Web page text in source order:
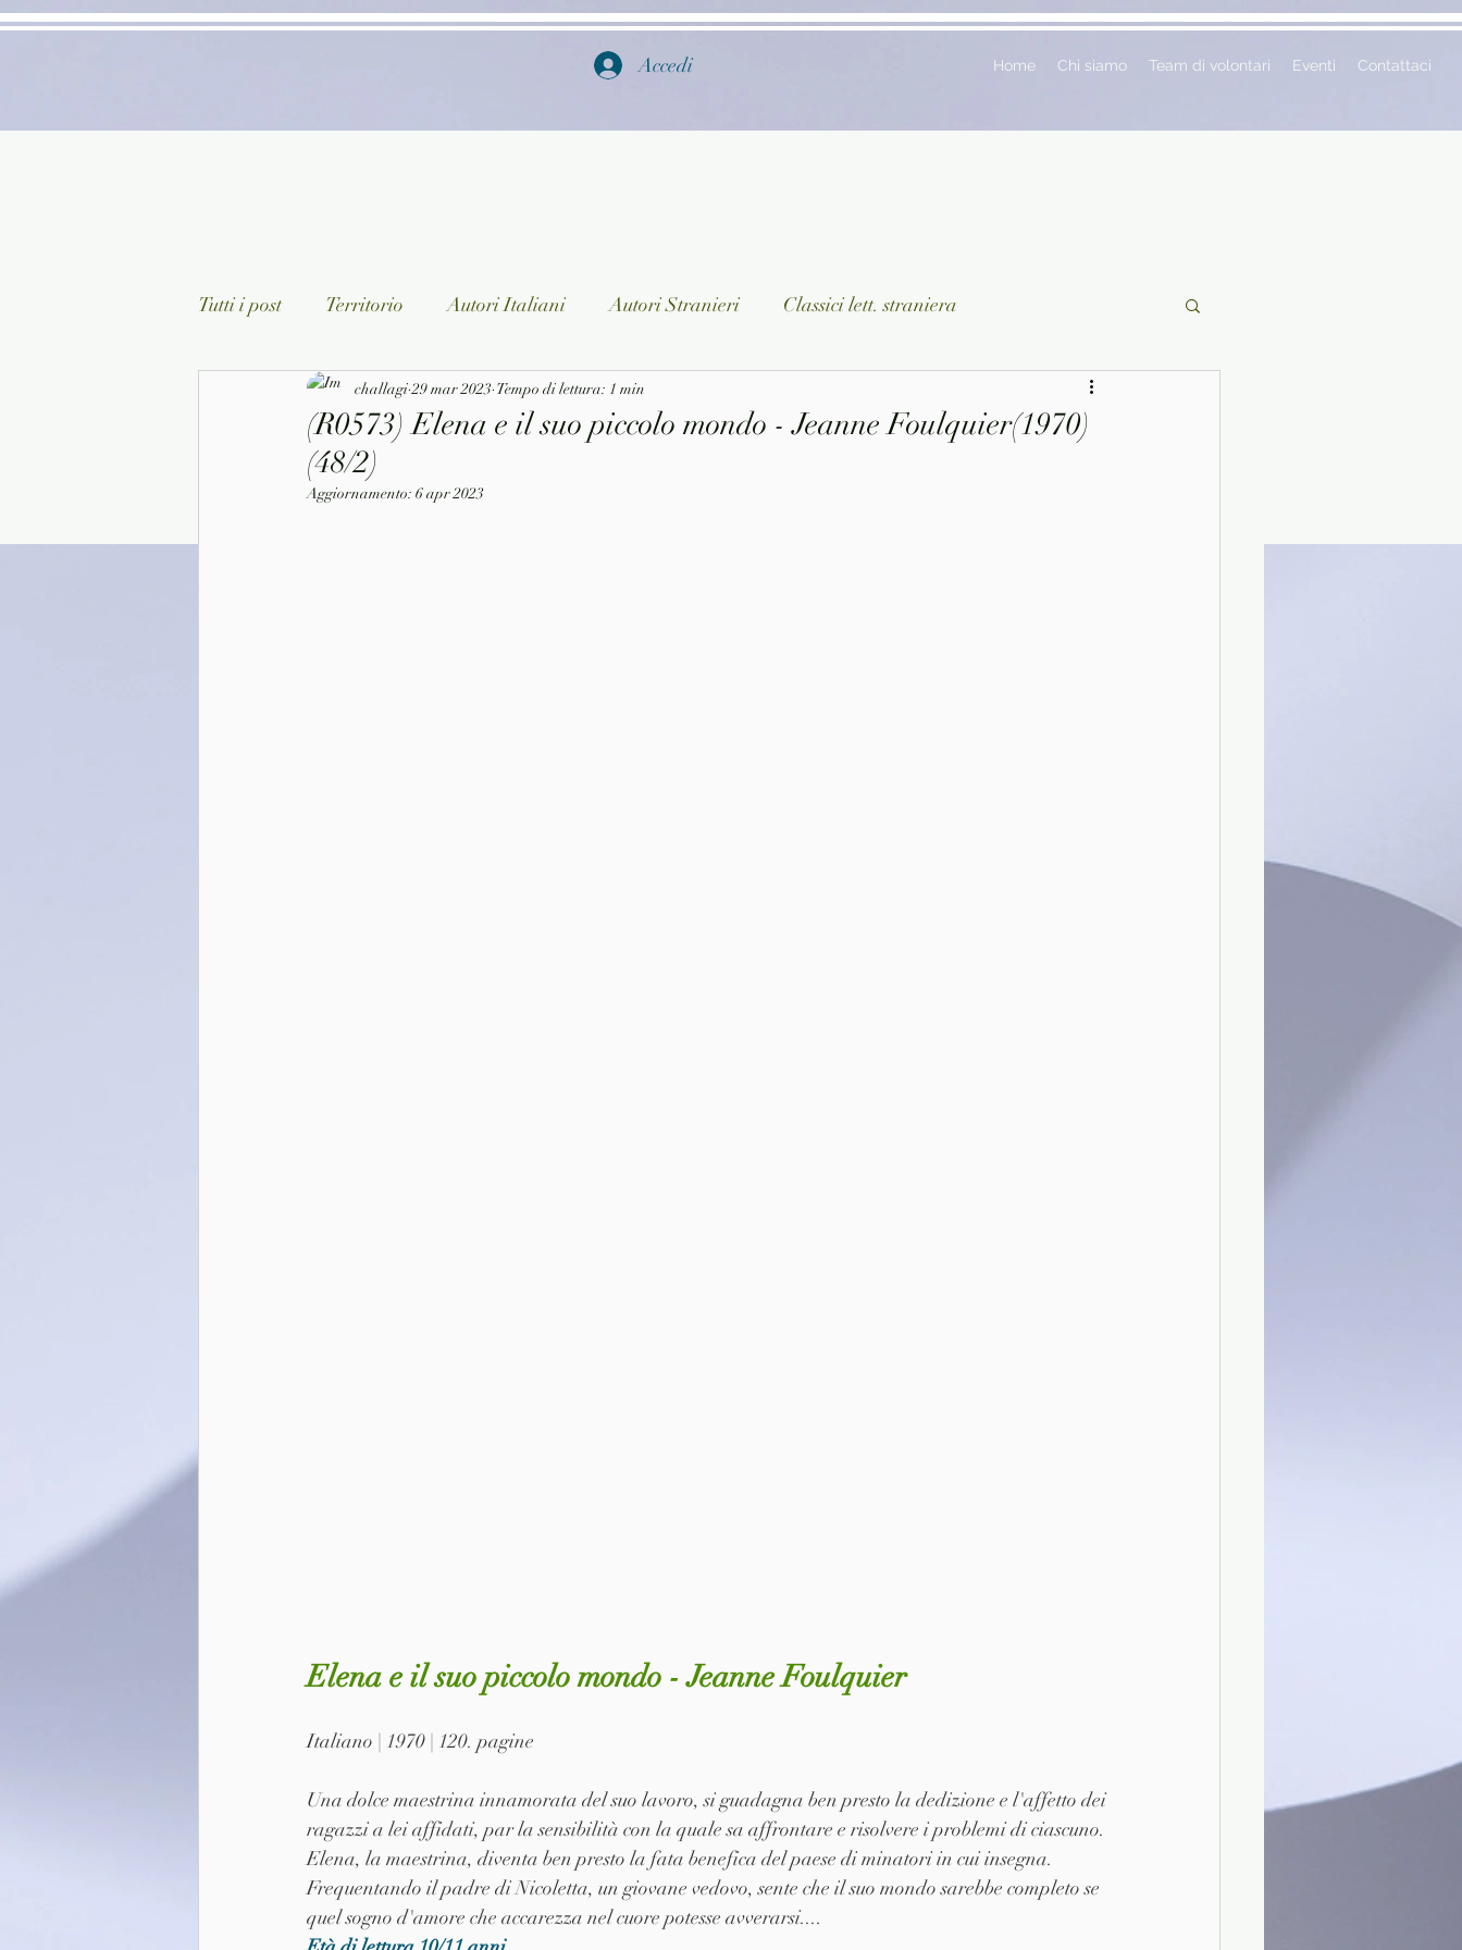
Accedi Home Chi siamo Team di volontari Eventi Contattaci
Tutti i post Territorio Autori Italiani Autori Stranieri Classici lett. straniera
Classici lett. italiana Saggistica Ragazzi
Arte/Pittura
(R0573) Elena e il suo piccolo mondo - Jeanne Foulquier(1970)
(48/2)
challagi 29 mar 2023 Tempo di lettura: 1 min
Aggiornamento: 6 apr 2023
Elena e il suo piccolo mondo - Jeanne Foulquier
Italiano | 1970 | 120. pagine
Una dolce maestrina innamorata del suo lavoro, si guadagna ben presto la dedizione e l'affetto dei
ragazzi a lei affidati, par la sensibilità con la quale sa affrontare e risolvere i problemi di ciascuno.
Elena, la maestrina, diventa ben presto la fata benefica del paese di minatori in cui insegna.
Frequentando il padre di Nicoletta, un giovane vedovo, sente che il suo mondo sarebbe completo se
quel sogno d'amore che accarezza nel cuore potesse avverarsi....